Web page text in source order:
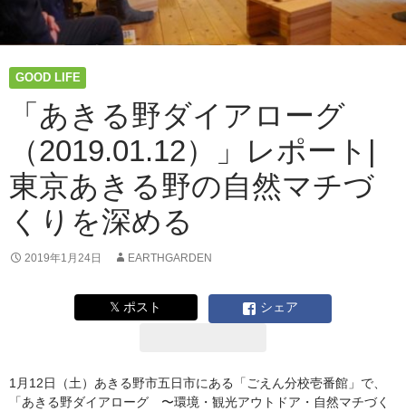
る
「あ
き
ダ
イ
ロ
ー
グ」
開
催
GOOD LIFE
「あきる野ダイアローグ
（2019.01.12）」レポート|
東京あきる野の自然マチづ
くりを深める
2019年1月24日 EARTHGARDEN
𝕏 ポスト シェア
1月12日（土）あきる野市五日市にある「ごえん分校壱番館」で、
「あきる野ダイアローグ 〜環境・観光アウトドア・自然マチづく